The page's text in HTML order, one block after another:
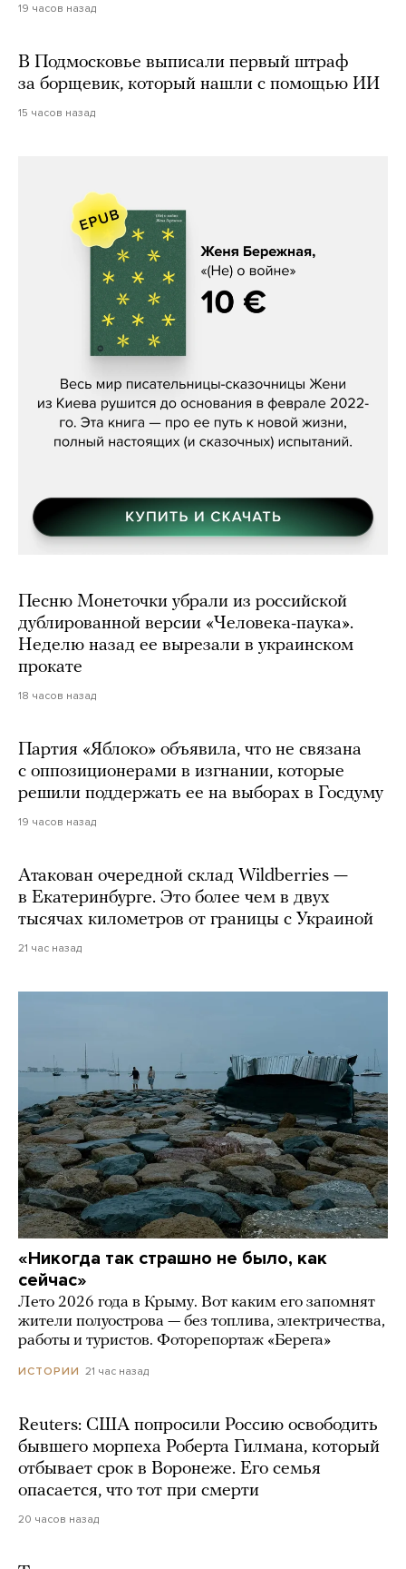
19 часов назад
В Подмосковье выписали первый штраф
за борщевик, который нашли с помощью ИИ
15 часов назад
Женя Бережная, «(Не) о войне»
Песню Монеточки убрали из российской
дублированной версии «Человека-паука».
Неделю назад ее вырезали в украинском
прокате
18 часов назад
Партия «Яблоко» объявила, что не связана
с оппозиционерами в изгнании, которые
решили поддержать ее на выборах в Госдуму
19 часов назад
Атакован очередной склад Wildberries —
в Екатеринбурге. Это более чем в двух
тысячах километров от границы с Украиной
21 час назад
«Никогда так страшно не было, как
сейчас»
Лето 2026 года в Крыму. Вот каким его запомнят
жители полуострова — без топлива, электричества,
работы и туристов. Фоторепортаж «Берега»
ИСТОРИИ 21 час назад
Reuters: США попросили Россию освободить
бывшего морпеха Роберта Гилмана, который
отбывает срок в Воронеже. Его семья
опасается, что тот при смерти
20 часов назад